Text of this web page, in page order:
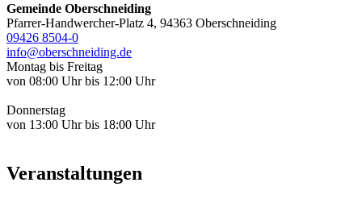
Gemeinde Oberschneiding
Pfarrer-Handwercher-Platz 4, 94363 Oberschneiding
09426 8504-0
info@oberschneiding.de
Montag bis Freitag
von 08:00 Uhr bis 12:00 Uhr
Donnerstag
von 13:00 Uhr bis 18:00 Uhr
Veranstaltungen